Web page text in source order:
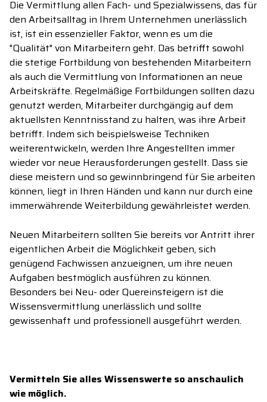
Die Vermittlung allen Fach- und Spezialwissens, das für
den Arbeitsalltag in Ihrem Unternehmen unerlässlich
ist, ist ein essenzieller Faktor, wenn es um die
"Qualität" von Mitarbeitern geht. Das betrifft sowohl
die stetige Fortbildung von bestehenden Mitarbeitern
als auch die Vermittlung von Informationen an neue
Arbeitskräfte. Regelmäßige Fortbildungen sollten dazu
genutzt werden, Mitarbeiter durchgängig auf dem
aktuellsten Kenntnisstand zu halten, was ihre Arbeit
betrifft. Indem sich beispielsweise Techniken
weiterentwickeln, werden Ihre Angestellten immer
wieder vor neue Herausforderungen gestellt. Dass sie
diese meistern und so gewinnbringend für Sie arbeiten
können, liegt in Ihren Händen und kann nur durch eine
immerwährende Weiterbildung gewährleistet werden.
Neuen Mitarbeitern sollten Sie bereits vor Antritt ihrer
eigentlichen Arbeit die Möglichkeit geben, sich
genügend Fachwissen anzueignen, um ihre neuen
Aufgaben bestmöglich ausführen zu können.
Besonders bei Neu- oder Quereinsteigern ist die
Wissensvermittlung unerlässlich und sollte
gewissenhaft und professionell ausgeführt werden.
Vermitteln Sie alles Wissenswerte so anschaulich
wie möglich.